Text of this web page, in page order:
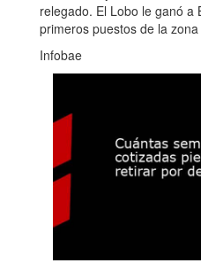
relegado. El Lobo le ganó a
primeros puestos de la zona
Infobae